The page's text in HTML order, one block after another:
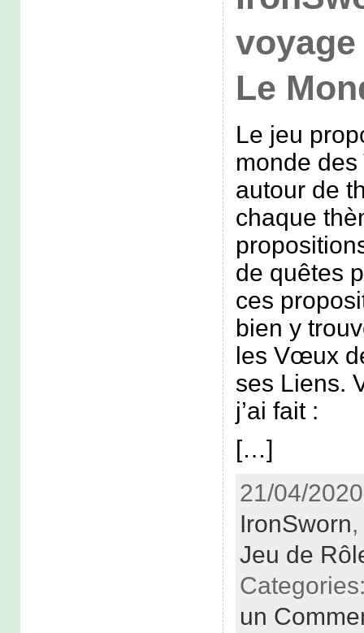
Le
Le jeu
monde des
autour de
chaque
de quêtes
ces
bien y
les Vœux
ses Liens.
j’ai fait :
[…]
21/04/
IronSworn,
Jeu de
un